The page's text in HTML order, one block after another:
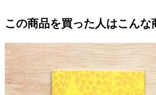
この商品を買った人はこんな